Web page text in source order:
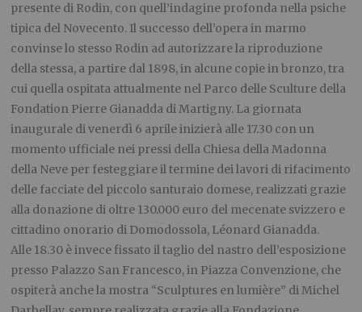
presente di Rodin, con quell’indagine profonda nella psiche
tipica del Novecento. Il successo dell’opera in marmo
convinse lo stesso Rodin ad autorizzare la riproduzione
della stessa, a partire dal 1898, in alcune copie in bronzo, tra
cui quella ospitata attualmente nel Parco delle Sculture della
Fondation Pierre Gianadda di Martigny. La giornata
inaugurale di venerdì 6 aprile inizierà alle 17.30 con un
momento ufficiale nei pressi della Chiesa della Madonna
della Neve per festeggiare il termine dei lavori di rifacimento
delle facciate del piccolo santuraio domese, realizzati grazie
alla donazione di oltre 130.000 euro del mecenate svizzero e
cittadino onorario di Domodossola, Léonard Gianadda.
Alle 18.30 è invece fissato il taglio del nastro dell’esposizione
presso Palazzo San Francesco, in Piazza Convenzione, che
ospiterà anche la mostra “Sculptures en lumière” di Michel